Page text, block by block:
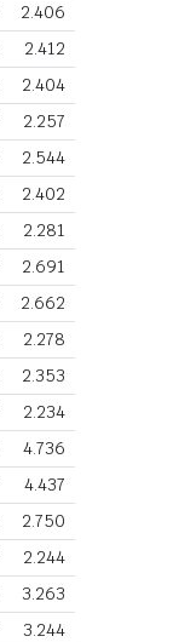
2.406
2.412
2.404
2.257
2.544
2.402
2.281
2.691
2.662
2.278
2.353
2.234
4.736
4.437
2.750
2.244
3.263
3.244